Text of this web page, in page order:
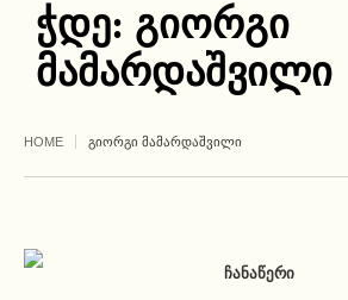
ჭდე: გიორგი
მამარდაშვილი
HOME ᲒᲘᲝᲠᲒᲘ ᲛᲐᲛᲐᲠᲓᲐᲨᲕᲘᲚᲘ
ᲩᲐᲜᲐᲬᲔᲠᲘ